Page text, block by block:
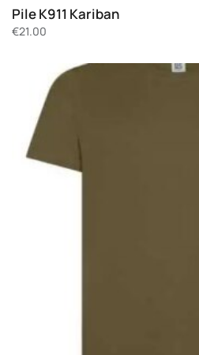
Pile K911 Kariban
€21.00